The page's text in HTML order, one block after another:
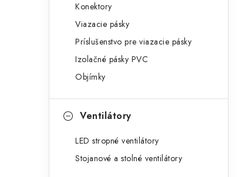
Konektory
Viazacie pásky
Príslušenstvo pre viazacie pásky
Izolačné pásky PVC
Objímky
Ventilátory
LED stropné ventilátory
Stojanové a stolné ventilátory